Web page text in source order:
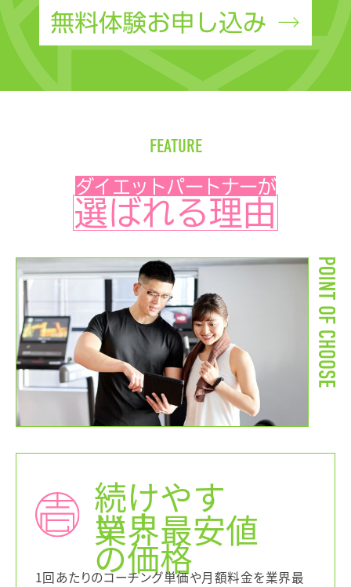
FEATURE
ダイエットパートナーが
選ばれる理由
続けやす
い！
業界最安値
の価格
1回あたりのコーチング単価や月額料金を業界最